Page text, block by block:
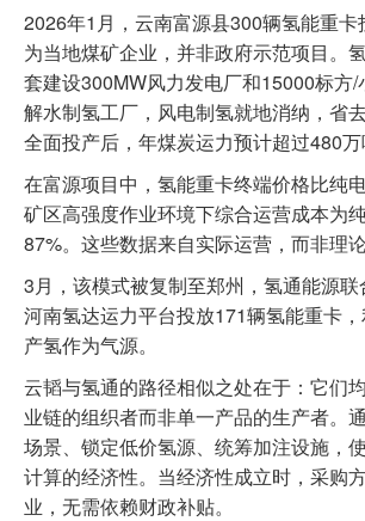
2026年1月，云南富源县300辆氢能重
为当地煤矿企业，并非政府示范项目。
套建设300MW风力发电厂和15000标方
解水制氢工厂，风电制氢就地消纳，省
全面投产后，年煤炭运力预计超过480万
在富源项目中，氢能重卡终端价格比纯
矿区高强度作业环境下综合运营成本为
87%。这些数据来自实际运营，而非理论
3月，该模式被复制至郑州，氢通能源
河南氢达运力平台投放171辆氢能重卡
产氢作为气源。
云韬与氢通的路径相似之处在于：它们
业链的组织者而非单一产品的生产者。
场景、锁定低价氢源、统筹加注设施，
计算的经济性。当经济性成立时，采购
业，无需依赖财政补贴。